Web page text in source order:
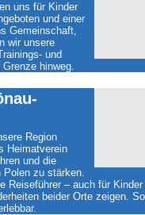
uns für Kinder
und einer
Gemeinschaft,
wir unsere
und
hinweg.
Region
Heimatverein
und die
Polen zu stärken.
Reiseführer – auch für Kinder
beider Orte zeigen. So